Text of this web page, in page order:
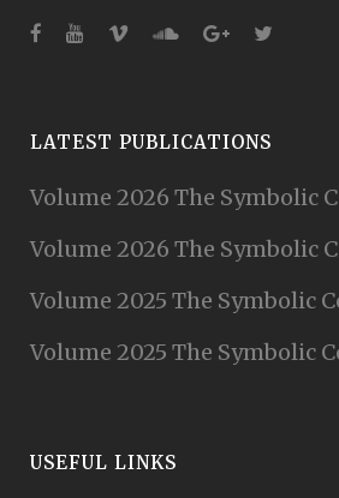
LATEST PUBLICATIONS
Volume 2026 The Symbolic
Volume 2026 The Symbolic
Volume 2025 The Symbolic
Volume 2025 The Symbolic
USEFUL LINKS